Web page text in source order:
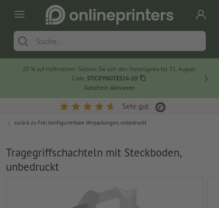
20 % auf Haftnotizen: Sichern Sie sich den Vorteilspreis bis 31. August.
Code: STICKYNOTES26-20
Gutschein aktivieren
Sehr gut
zurück zu Frei konfigurierbare Verpackungen, unbedruckt
Tragegriffschachteln mit Steckboden,
unbedruckt